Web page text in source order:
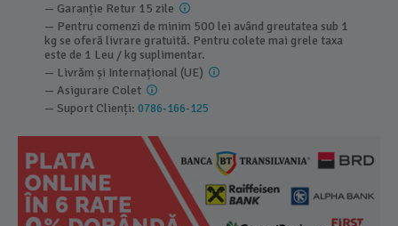
— Garanție Retur 15 zile
— Pentru comenzi de minim 500 lei având greutatea sub 1
kg se oferă livrare gratuită. Pentru colete mai grele taxa
este de 1 Leu / kg suplimentar.
— Livrăm și Internațional (UE)
— Asigurare Colet
— Suport Clienți:0786-166-125